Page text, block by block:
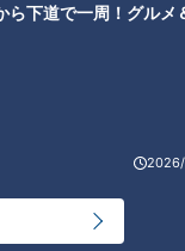
ら下道で一周！グルメ